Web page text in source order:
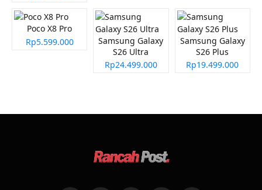
Poco X8 Pro
Rp5.599.000
Samsung Galaxy
S26 Ultra
Rp24.499.000
Samsung Galaxy
S26 Plus
Rp19.499.000